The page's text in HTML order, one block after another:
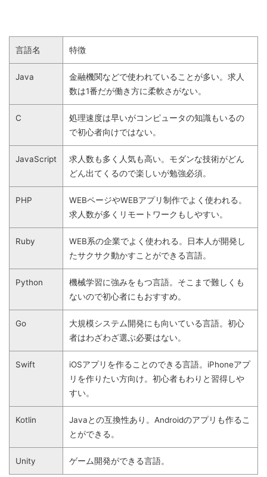
言語名 特徴
Java
金融機関などで使われていることが多い。求人
数は1番だが働き方に柔軟さがない。
C
処理速度は早いがコンピュータの知識もいるの
で初心者向けではない。
JavaScript
求人数も多く人気も高い。モダンな技術がどん
どん出てくるので楽しいが勉強必須。
PHP
WEBページやWEBアプリ制作でよく使われる。
求人数が多くリモートワークもしやすい。
Ruby
WEB系の企業でよく使われる。日本人が開発し
たサクサク動かすことができる言語。
Python
機械学習に強みをもつ言語。そこまで難しくも
ないので初心者にもおすすめ。
Go
大規模システム開発にも向いている言語。初心
者はわざわざ選ぶ必要はない。
Swift
iOSアプリを作ることのできる言語。iPhoneアプ
リを作りたい方向け。初心者もわりと習得しや
すい。
Kotlin
Javaとの互換性あり。Androidのアプリも作るこ
とができる。
Unity ゲーム開発ができる言語。